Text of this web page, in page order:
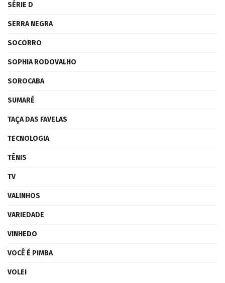
SÉRIE D
SERRA NEGRA
SOCORRO
SOPHIA RODOVALHO
SOROCABA
SUMARÉ
TAÇA DAS FAVELAS
TECNOLOGIA
TÊNIS
TV
VALINHOS
VARIEDADE
VINHEDO
VOCÊ É PIMBA
VOLEI